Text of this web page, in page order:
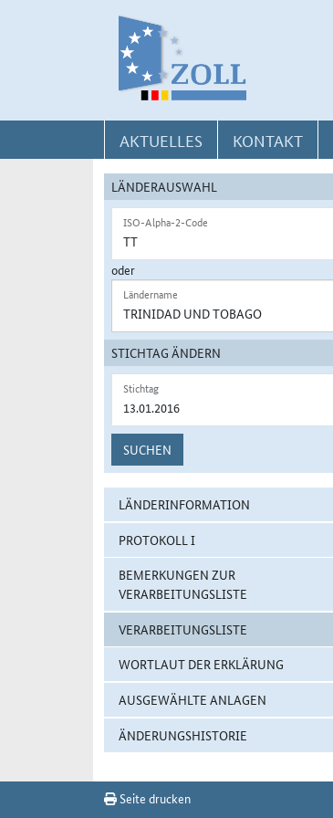
AKTUELLES KONTAKT
LÄNDERAUSWAHL
ISO-Alpha-2-Code
oder
Ländername
STICHTAG ÄNDERN
Stichtag
SUCHEN
LÄNDERINFORMATION
PROTOKOLL I
BEMERKUNGEN ZUR
VERARBEITUNGSLISTE
VERARBEITUNGSLISTE
WORTLAUT DER ERKLÄRUNG
AUSGEWÄHLTE ANLAGEN
ÄNDERUNGSHISTORIE
Seite drucken